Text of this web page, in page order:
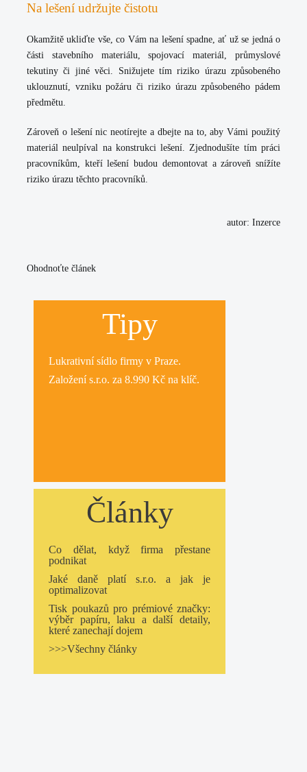
Na lešení udržujte čistotu
Okamžitě ukliďte vše, co Vám na lešení spadne, ať už se jedná o
části stavebního materiálu, spojovací materiál, průmyslové
tekutiny či jiné věci. Snižujete tím riziko úrazu způsobeného
uklouznutí, vzniku požáru či riziko úrazu způsobeného pádem
předmětu.
Zároveň o lešení nic neotírejte a dbejte na to, aby Vámi použitý
materiál neulpíval na konstrukci lešení. Zjednodušíte tím práci
pracovníkům, kteří lešení budou demontovat a zároveň snížíte
riziko úrazu těchto pracovníků.
autor: Inzerce
Ohodnoťte článek
Tipy
Lukrativnísídlo firmy v Praze.
Založení s.r.o. za 8.990 Kč na klíč.
Články
Co dělat, když firma přestane
podnikat
Jaké daně platí s.r.o. a jak je
optimalizovat
Tisk poukazů pro prémiové značky:
výběr papíru, laku a další detaily,
které zanechají dojem
>>>Všechny články